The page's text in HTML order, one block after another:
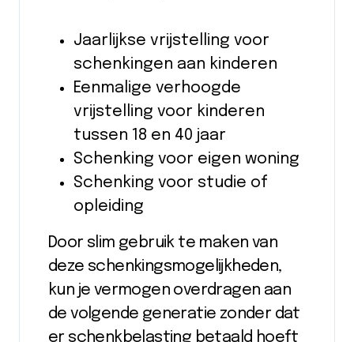
Jaarlijkse vrijstelling voor
schenkingen aan kinderen
Eenmalige verhoogde
vrijstelling voor kinderen
tussen 18 en 40 jaar
Schenking voor eigen woning
Schenking voor studie of
opleiding
Door slim gebruik te maken van
deze schenkingsmogelijkheden,
kun je vermogen overdragen aan
de volgende generatie zonder dat
er schenkbelasting betaald hoeft